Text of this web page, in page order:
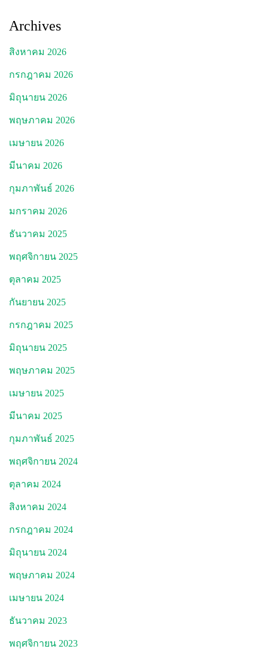
Archives
สิงหาคม 2026
กรกฎาคม 2026
มิถุนายน 2026
พฤษภาคม 2026
เมษายน 2026
มีนาคม 2026
กุมภาพันธ์ 2026
มกราคม 2026
ธันวาคม 2025
พฤศจิกายน 2025
ตุลาคม 2025
กันยายน 2025
กรกฎาคม 2025
มิถุนายน 2025
พฤษภาคม 2025
เมษายน 2025
มีนาคม 2025
กุมภาพันธ์ 2025
พฤศจิกายน 2024
ตุลาคม 2024
สิงหาคม 2024
กรกฎาคม 2024
มิถุนายน 2024
พฤษภาคม 2024
เมษายน 2024
ธันวาคม 2023
พฤศจิกายน 2023